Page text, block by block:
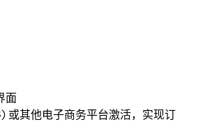
面
或其他电子商务平台激活，实现订